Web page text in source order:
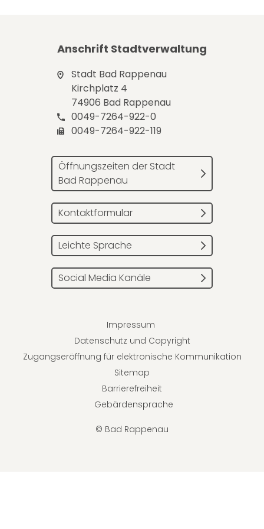
Anschrift Stadtverwaltung
Stadt Bad Rappenau
Kirchplatz 4
74906 Bad Rappenau
0049-7264-922-0
0049-7264-922-119
Öffnungszeiten der Stadt
Bad Rappenau
Kontaktformular
Leichte Sprache
Social Media Kanäle
© Bad Rappenau
Impressum
Datenschutz und Copyright
Zugangseröffnung für elektronische Kommunikation
Sitemap
Barrierefreiheit
Gebärdensprache